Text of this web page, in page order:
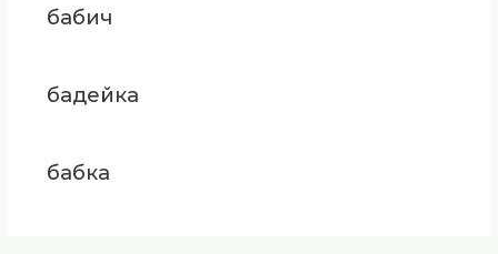
бабич
бадейка
бабка